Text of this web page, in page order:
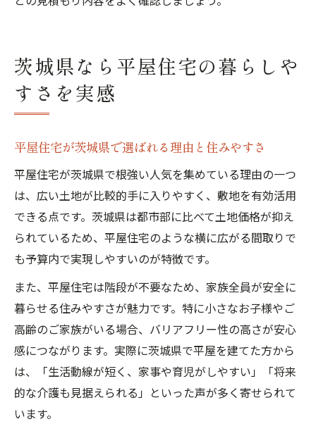
茨城県なら平屋住宅の暮らしや
すさを実感
平屋住宅が茨城県で選ばれる理由と住みやすさ
平屋住宅が茨城県で根強い人気を集めている理由の一つ
は、広い土地が比較的手に入りやすく、敷地を有効活用
できる点です。茨城県は都市部に比べて土地価格が抑え
られているため、平屋住宅のような横に広がる間取りで
も予算内で実現しやすいのが特徴です。
また、平屋住宅は階段が不要なため、家族全員が安全に
暮らせる住みやすさが魅力です。特に小さなお子様やご
高齢のご家族がいる場合、バリアフリー性の高さが安心
感につながります。実際に茨城県で平屋を建てた方から
は、「生活動線が短く、家事や育児がしやすい」「将来
的な介護も見据えられる」といった声が多く寄せられて
います。